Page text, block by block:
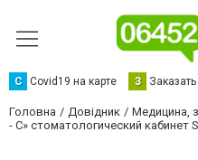
С Сovid19 на карте З
Головна Довідник Медицина,
- С» стоматологический кабинет